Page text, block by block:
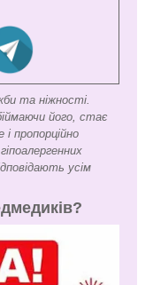
та ніжності.
його, стає
пропорційно
усім